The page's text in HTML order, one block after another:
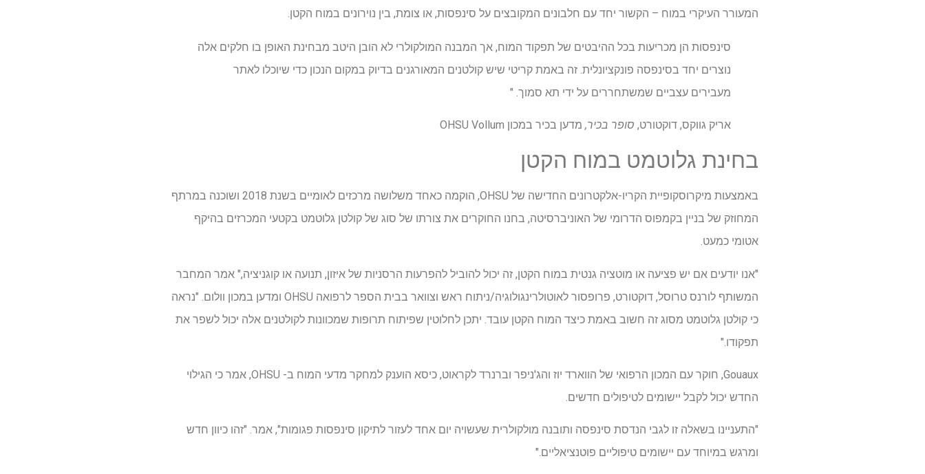
המעורר העיקרי במוח – הקשור יחד עם חלבונים המקובצים על סינפסות, או צומת, בין נוירונים במוח הקטן.
סינפסות הן מכריעות בכל ההיבטים של תפקוד המוח, אך המבנה המולקולרי לא הובן היטב מבחינת האופן בו חלקים אלה
נוצרים יחד בסינפסה פונקציונלית. זה באמת קריטי שיש קולטנים המאורגנים בדיוק במקום הנכון כדי שיוכלו לאתר
מעבירים עצביים שמשתחררים על ידי תא סמוך. "
אריק גווקס, דוקטורט, סופר בכיר, מדען בכיר במכון OHSU Vollum
בחינת גלוטמט במוח הקטן
באמצעות מיקרוסקופיית הקריו-אלקטרונים החדישה של OHSU, הוקמה כאחד משלושה מרכזים לאומיים בשנת 2018 ושוכנה במרתף
המחוזק של בניין בקמפוס הדרומי של האוניברסיטה, בחנו החוקרים את צורתו של סוג של קולטן גלוטמט בקטעי המכרזים בהיקף
אטומי כמעט.
"אנו יודעים אם יש פציעה או מוטציה גנטית במוח הקטן, זה יכול להוביל להפרעות הרסניות של איזון, תנועה או קוגניציה," אמר המחבר
המשותף לורנס טרוסל, דוקטורט, פרופסור לאוטולרינגולוגיה/ניתוח ראש וצוואר בבית הספר לרפואה OHSU ומדען במכון וולום. "נראה
כי קולטן גלוטמט מסוג זה חשוב באמת כיצד המוח הקטן עובד. יתכן לחלוטין שפיתוח תרופות שמכוונות לקולטנים אלה יכול לשפר את
תפקודו."
Gouaux, חוקר עם המכון הרפואי של הווארד יוז והג'ניפר וברנרד לקראוט, כיסא הוענק למחקר מדעי המוח ב- OHSU, אמר כי הגילוי
החדש יכול לקבל יישומים לטיפולים חדשים.
"התעניינו בשאלה זו לגבי הנדסת סינפסה ותובנה מולקולרית שעשויה יום אחד לעזור לתיקון סינפסות פגומות", אמר. "זהו כיוון חדש
ומרגש במיוחד עם יישומים טיפוליים פוטנציאליים."